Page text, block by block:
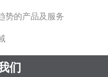
势的产品及服务
们